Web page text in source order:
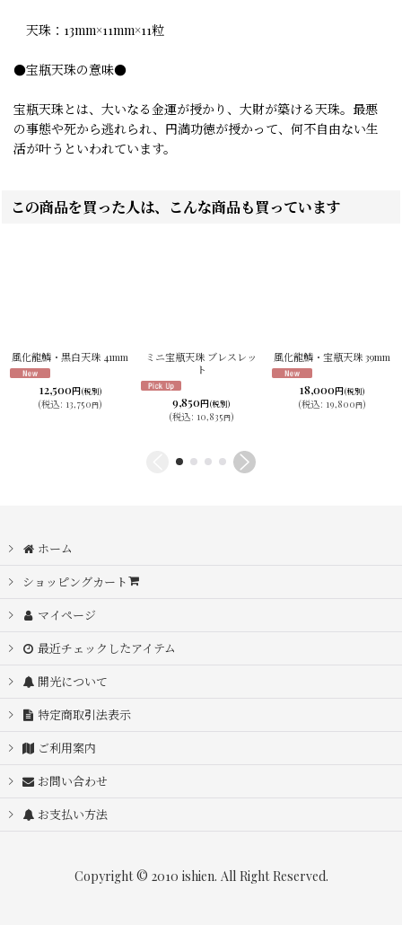
天珠：13mm×11mm×11粒
●宝瓶天珠の意味●
宝瓶天珠とは、大いなる金運が授かり、大財が築ける天珠。最悪
の事態や死から逃れられ、円満功徳が授かって、何不自由ない生
活が叶うといわれています。
この商品を買った人は、こんな商品も買っています
風化龍鱗・黒白天珠 41mm
12,500円(税別)
(税込: 13,750円)
ミニ宝瓶天珠 ブレスレッ
ト
9,850円(税別)
(税込: 10,835円)
風化龍鱗・宝瓶天珠 39mm
18,000円(税別)
(税込: 19,800円)
ホーム
ショッピングカート
マイページ
最近チェックしたアイテム
開光について
特定商取引法表示
ご利用案内
お問い合わせ
お支払い方法
Copyright © 2010 ishien. All Right Reserved.